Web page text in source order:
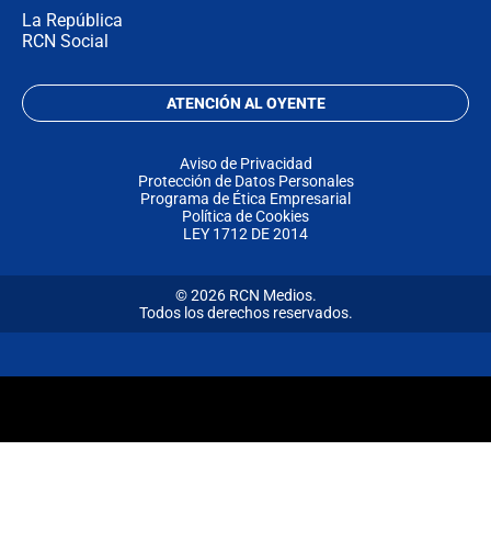
La República
RCN Social
ATENCIÓN AL OYENTE
Aviso de Privacidad
Protección de Datos Personales
Programa de Ética Empresarial
Política de Cookies
LEY 1712 DE 2014
© 2026 RCN Medios.
Todos los derechos reservados.